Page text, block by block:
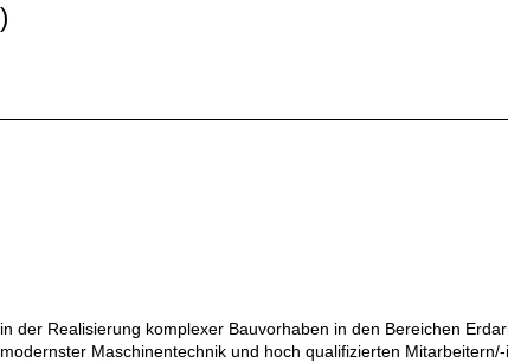
der Realisierung komplexer Bauvorhaben in den Bereichen
Maschinentechnik und hoch qualifizierten